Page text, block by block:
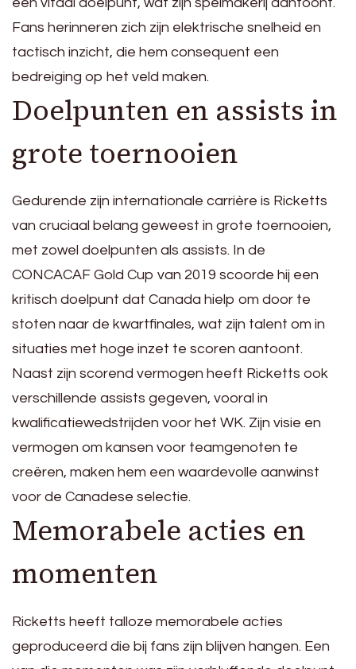
Fans herinneren zich zijn elektrische snelheid en
tactisch inzicht, die hem consequent een
bedreiging op het veld maken.
Doelpunten en assists in
grote toernooien
Gedurende zijn internationale carrière is Ricketts
van cruciaal belang geweest in grote toernooien,
met zowel doelpunten als assists. In de
CONCACAF Gold Cup van 2019 scoorde hij een
kritisch doelpunt dat Canada hielp om door te
stoten naar de kwartfinales, wat zijn talent om in
situaties met hoge inzet te scoren aantoont.
Naast zijn scorend vermogen heeft Ricketts ook
verschillende assists gegeven, vooral in
kwalificatiewedstrijden voor het WK. Zijn visie en
vermogen om kansen voor teamgenoten te
creëren, maken hem een waardevolle aanwinst
voor de Canadese selectie.
Memorabele acties en
momenten
Ricketts heeft talloze memorabele acties
geproduceerd die bij fans zijn blijven hangen. Een